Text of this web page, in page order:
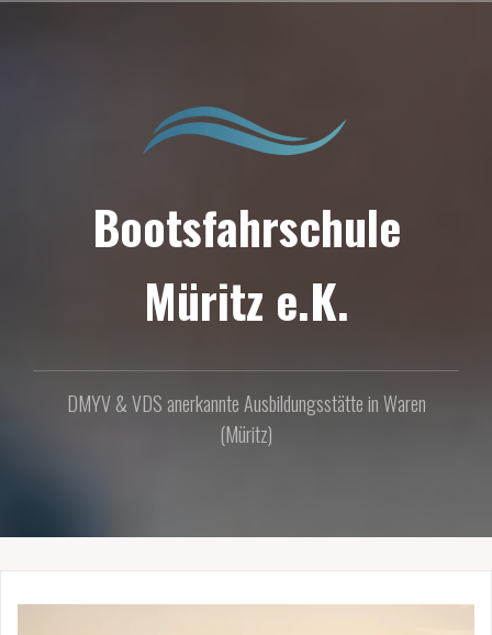
Bootsfahrschule
Müritz e.K.
DMYV & VDS anerkannte Ausbildungsstätte in Waren
(Müritz)